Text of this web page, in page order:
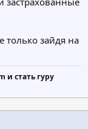
только зайдя на
и стать гуру